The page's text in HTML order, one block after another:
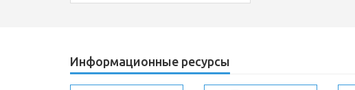
Информационные ресурсы